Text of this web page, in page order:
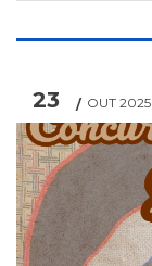
23 OUT 2025